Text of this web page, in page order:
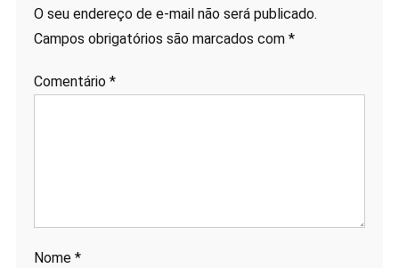
O seu endereço de e-mail não será publicado.
Campos obrigatórios são marcados com *
Comentário *
Nome *